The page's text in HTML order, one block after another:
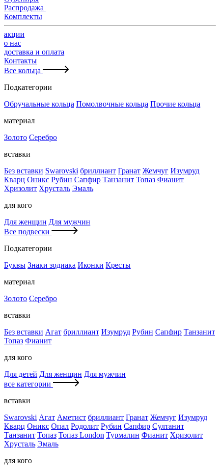
Распродажа
Комплекты
акции
о нас
доставка и оплата
Контакты
Все кольца
Подкатегории
Обручальные кольца Помолвочные кольца Прочие кольца
материал
Золото Серебро
вставки
Без вставки Swarovski бриллиант Гранат Жемчуг Изумруд
Кварц Оникс Рубин Сапфир Танзанит Топаз Фианит
Хризолит Хрусталь Эмаль
для кого
Для женщин Для мужчин
Все подвески
Подкатегории
Буквы Знаки зодиака Иконки Кресты
материал
Золото Серебро
вставки
Без вставки Агат бриллиант Изумруд Рубин Сапфир Танзанит
Топаз Фианит
для кого
Для детей Для женщин Для мужчин
все категории
вставки
Swarovski Агат Аметист бриллиант Гранат Жемчуг Изумруд
Кварц Оникс Опал Родолит Рубин Сапфир Султанит
Танзанит Топаз Топаз London Турмалин Фианит Хризолит
Хрусталь Эмаль
для кого